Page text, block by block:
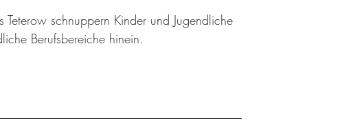
schnuppern Kinder und Jugendliche
Berufsbereiche hinein.